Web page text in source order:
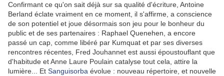
Confirmant ce qu'on sait déjà sur sa qualité d'écriture, Antoine
Berland éclate vraiment en ce moment, il s'affirme, a conscience
de son potentiel et joue désormais son jeu pour le bonheur du
public et de ses partenaires : Raphael Quenehen, a encore
passé un cap, comme libéré par Kumquat et par ses diverses
rencontres récentes, Fred Jouhannet est aussi époustouflant que
d'habitude et Anne Laure Poulain catalyse tout cela, attire la
lumière... Et Sanguisorba évolue : nouveau répertoire, et nouvelle